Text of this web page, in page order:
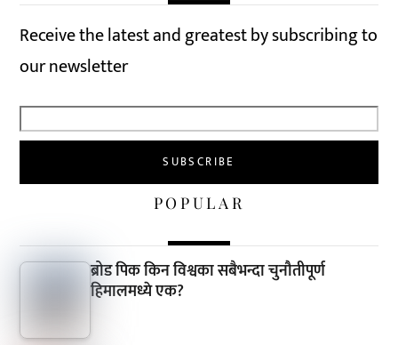
Receive the latest and greatest by subscribing to
our newsletter
POPULAR
ब्रोड पिक किन विश्वका सबैभन्दा चुनौतीपूर्ण
हिमालमध्ये एक?